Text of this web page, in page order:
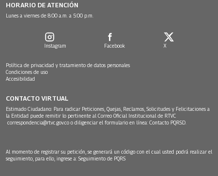
HORARIO DE ATENCIÓN
Lunes a viernes de 8:00 a.m. a 5:00 p.m.
Instagram Facebook X
Política de privacidad y tratamiento de datos personales
Condiciones de uso
Accesibilidad
CONTACTO VIRTUAL
Estimado Ciudadano: Para radicar Peticiones, Quejas, Reclamos, Solicitudes y Felicitaciones a
la Entidad puede remitir lo pertinente al Correo Oficial Institucional de RTVC
correspondencia@rtvc.gov.co o diligenciar el formulario en línea: Contacto PQRSD.
Al momento de registrar su petición, se generará un código con el cual usted podrá realizar el
seguimiento, para ello, ingrese a: Seguimiento de PQRS